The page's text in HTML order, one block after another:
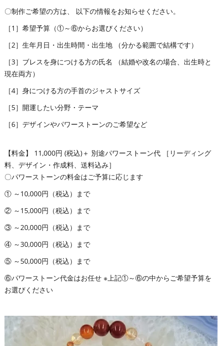
〇制作ご希望の方は、 以下の情報をお知らせください。
［1］希望予算（①～⑥からお選びください）
［2］生年月日・出生時間・出生地 （分かる範囲で結構です）
［3］ブレスを身につける方の氏名 （結婚や改名の場合、出生時と
現在両方）
［4］身につける方の手首のジャストサイズ
［5］開運したい分野・テーマ
［6］デザインやパワーストーンのご希望など
【料金】 11,000円 (税込)＋ 別途パワーストーン代 ［リーディング
料、デザイン・作成料、送料込み］
〇パワーストーンの料金はご予算に応じます
① ～10,000円（税込）まで
② ～15,000円（税込）まで
③ ～20,000円（税込）まで
④ ～30,000円（税込）まで
⑤ ～50,000円（税込）まで
⑥パワーストーン代金はお任せ ※上記①～⑥の中からご希望予算を
お選びください